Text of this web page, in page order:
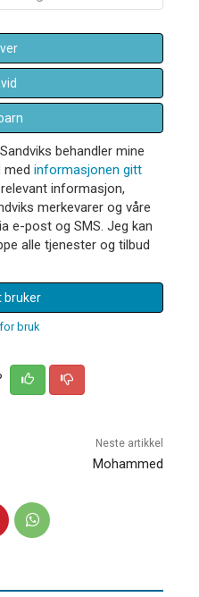
behandler mine
med informasjonen gitt
informasjon,
merkevarer og våre
e-post og SMS. Jeg kan
alle tjenester og tilbud
bruker
bruk
Neste artikkel
Mohammed